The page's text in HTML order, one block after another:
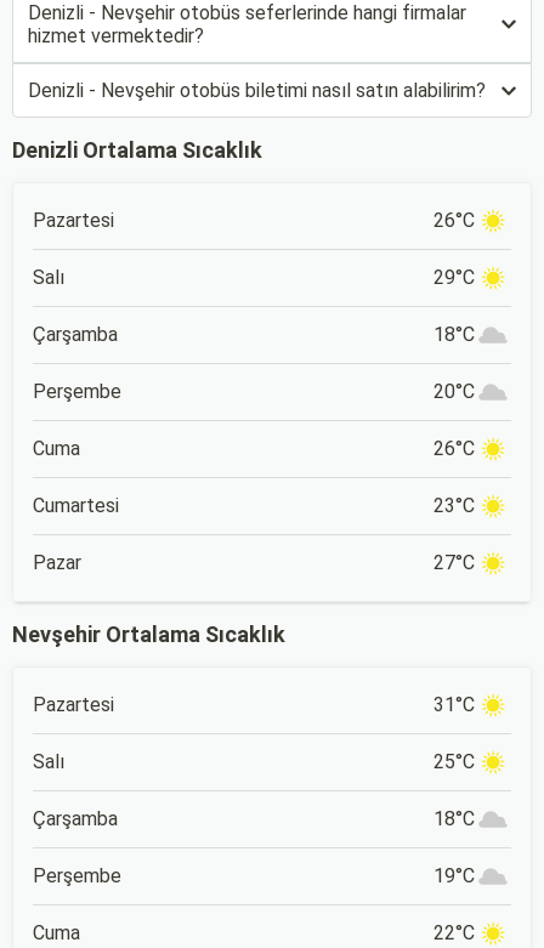
Denizli - Nevşehir otobüs seferlerinde hangi firmalar
hizmet vermektedir?
Denizli - Nevşehir otobüs biletimi nasıl satın alabilirim?
Denizli Ortalama Sıcaklık
Pazartesi 26°C
Salı 29°C
Çarşamba 18°C
Perşembe 20°C
Cuma 26°C
Cumartesi 23°C
Pazar 27°C
Nevşehir Ortalama Sıcaklık
Pazartesi 31°C
Salı 25°C
Çarşamba 18°C
Perşembe 19°C
Cuma 22°C